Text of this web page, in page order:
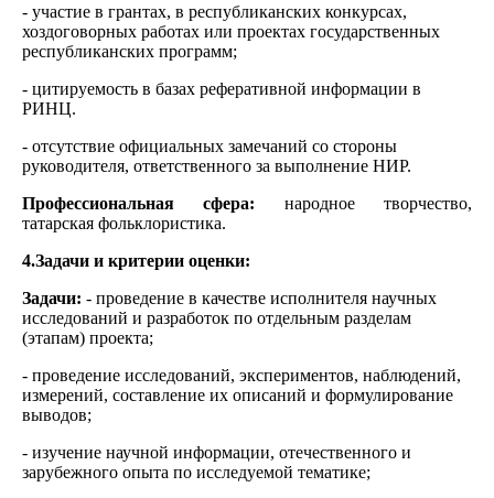
- участие в грантах, в республиканских конкурсах,
хоздоговорных работах или проектах государственных
республиканских программ;
- цитируемость в базах реферативной информации в
РИНЦ.
- отсутствие официальных замечаний со стороны
руководителя, ответственного за выполнение НИР.
Профессиональная сфера: народное творчество,
татарская фольклористика.
4.Задачи и критерии оценки:
Задачи: - проведение в качестве исполнителя научных
исследований и разработок по отдельным разделам
(этапам) проекта;
- проведение исследований, экспериментов, наблюдений,
измерений, составление их описаний и формулирование
выводов;
- изучение научной информации, отечественного и
зарубежного опыта по исследуемой тематике;